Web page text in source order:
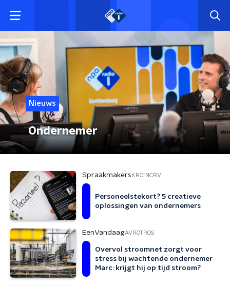
Nieuws
Ondernemer
Spraakmakers KRO-NCRV
Personeelstekort? 5 creatieve
oplossingen van ondernemers
EenVandaagAVROTROS
Overvol stroomnet zorgt voor
stress bij wachtende ondernemer
Marc: krijgt hij op tijd stroom?